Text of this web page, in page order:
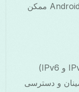
پیاده‌سازی‌های پیش‌فرض VPN در Android ممکن
و دسترسی